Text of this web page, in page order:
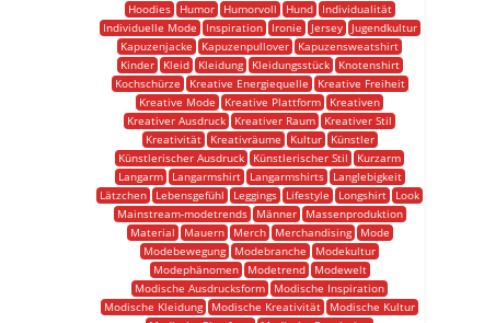
Hoodies
Humor Humorvoll Hund
Individualität
Individuelle Mode
Inspiration Ironie Jersey
Jugendkultur
Kapuzenjacke
Kapuzenpullover
Kapuzensweatshirt
Kinder
Kleid Kleidung Kleidungsstück
Knotenshirt
Kochschürze
Kreative Energiequelle
Kreative Freiheit
Kreative Mode
Kreative Plattform
Kreativen
Kreativer Ausdruck
Kreativer Raum
Kreativer Stil
Kreativität
Kreativräume Kultur
Künstler
Künstlerischer Ausdruck
Künstlerischer Stil
Kurzarm
Langarm
Langarmshirt Langarmshirts
Langlebigkeit
Lätzchen
Lebensgefühl Leggings Lifestyle Longshirt
Look
Mainstream-modetrends
Männer
Massenproduktion
Material
Mauern Merch Merchandising
Mode
Modebewegung
Modebranche
Modekultur
Modephänomen
Modetrend
Modewelt
Modische Ausdrucksform
Modische Inspiration
Modische Kleidung
Modische Kreativität
Modische Kultur